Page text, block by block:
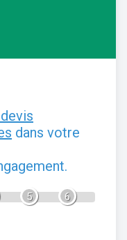
dans votre
5 6